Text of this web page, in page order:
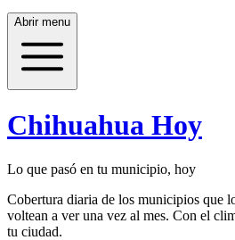
Abrir menu
Chihuahua Hoy
Lo que pasó en tu municipio, hoy
Cobertura diaria de los municipios que
voltean a ver una vez al mes. Con el
tu ciudad.